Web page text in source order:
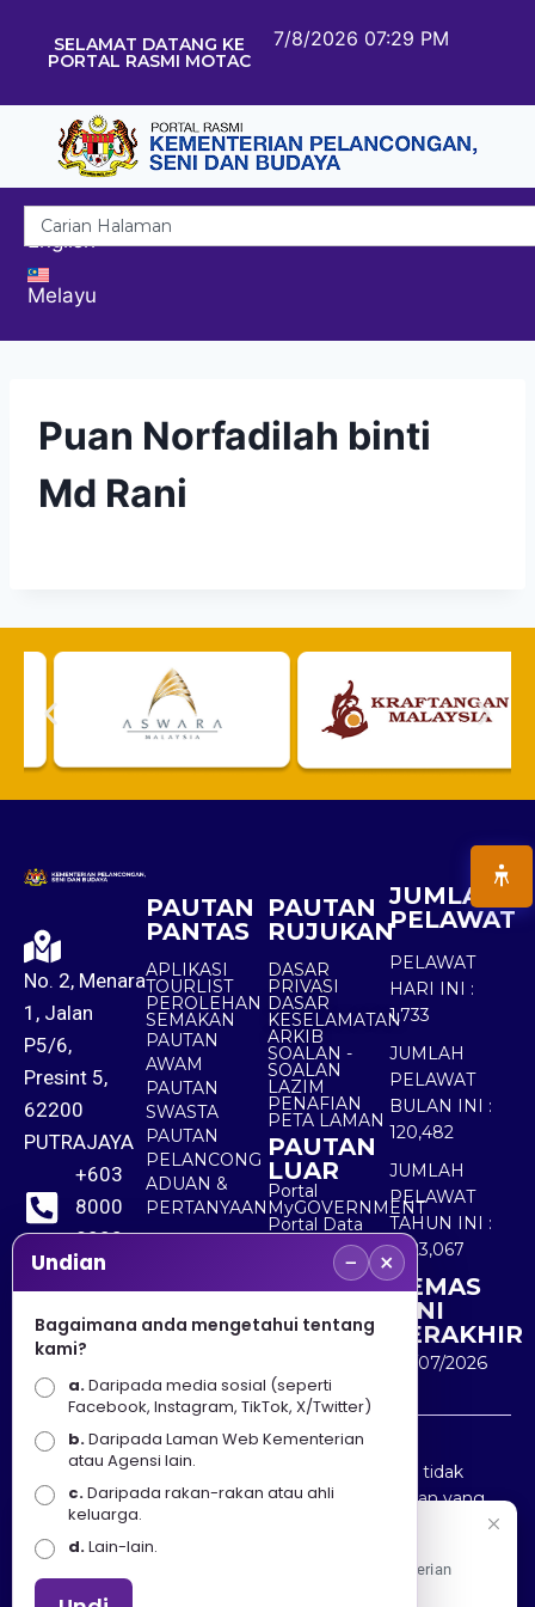
SELAMAT DATANG KE
PORTAL RASMI MOTAC
7/8/2026 07:29 PM
English
Melayu
Puan Norfadilah binti
Md Rani
No. 2, Menara
1, Jalan
P5/6,
Presint 5,
62200
PUTRAJAYA
+603
8000
8000
+603
8891
7100
PAUTAN
PANTAS
APLIKASI
TOURLIST
PEROLEHAN
SEMAKAN
PAUTAN
AWAM
PAUTAN
SWASTA
PAUTAN
PELANCONG
ADUAN &
PERTANYAAN
PAUTAN
RUJUKAN
DASAR
PRIVASI
DASAR
KESELAMATAN
ARKIB
SOALAN -
SOALAN
LAZIM
PENAFIAN
PETA LAMAN
PAUTAN
LUAR
Portal
MyGOVERNMENT
Portal Data
Terbuka
Sektor Awam
JUMLAH
PELAWAT
PELAWAT
HARI INI :
1,733
JUMLAH
PELAWAT
BULAN INI :
120,482
JUMLAH
PELAWAT
TAHUN INI :
5,523,067
KEMAS
KINI
TERAKHIR
30/07/2026
Penafian : Kerajaan Malaysia dan Kementerian
Pelancongan Seni dan Budaya (MOTAC) adalah tidak
bertanggungjawab atas kehilangan atau kerugian yang
disebabkan oleh penggunaan mana-mana maklumat
yang diperolehi dari portal ini.
Undian − ×
Bagaimana anda mengetahui tentang
kami?
a.Daripada media sosial (seperti
Facebook, Instagram, TikTok, X/Twitter)
b.Daripada Laman Web Kementerian
atau Agensi lain.
c.Daripada rakan-rakan atau ahli
keluarga.
d.Lain-lain.
Apa Khabar! Selamat datang ke Portal Rasmi Kementerian
Pelancongan, Seni dan Budaya